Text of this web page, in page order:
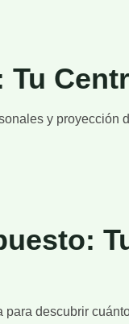
y proyección
descubrir